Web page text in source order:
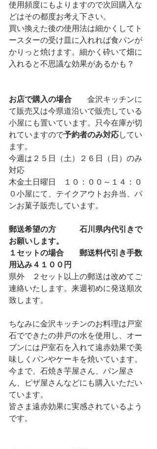
使用頻度にもよりますので次回購入な
どはその都度お考え下さい。
買い換えた後の使用法は細かくしてト
ースターの受け皿に入れれば食パンが
かりっと焼けます。細かく砕いて畑に
入れると不思議な効果があるかも？
お店で購入の場合 金沢キッチンに
て販売又は今県道沿いで販売している
小屋にも置いています。只今在庫が切
れていますので予約者のみ対応してい
ます。
今週は２５日（土）２６日（日）のみ
対応
木金土日曜日　１０：００～１４：０
０小屋にて、テイクアウトお弁当、パ
ンお菓子販売しています。
郵送希望の方　　　石川県内代引きで
お願いします。
１セットの場合　　郵送料代引き手数
用込み４１００円
県外　２セット以上の郵送は改めてご
連絡いたします。来週初めに発送順次
致します。
ちなみに金沢キッチンのお料理は戸室
石でできたの井戸の水を使用し、オー
ブンには戸室石を入れて遠赤効果で美
味しくパンやケーキを焼いています。
今まで、石焼き芋屋さん、パン屋さ
ん、ピザ屋さんなどにも購入いただい
ています。
皆さま遠赤効果に実感されているよう
です。